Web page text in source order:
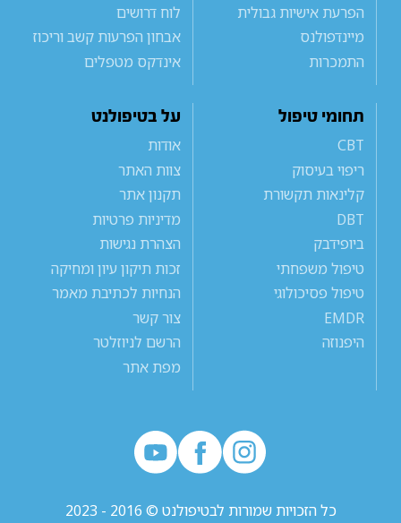
הפרעת אישיות גבולית
מיינדפולנס
התמכרות
לוח דרושים
אבחון הפרעות קשב וריכוז
אינדקס מטפלים
תחומי טיפול
CBT
ריפוי בעיסוק
קלינאות תקשורת
DBT
ביופידבק
טיפול משפחתי
טיפול פסיכולוגי
EMDR
היפנוזה
על בטיפולנט
אודות
צוות האתר
תקנון אתר
מדיניות פרטיות
הצהרת נגישות
זכות תיקון עיון ומחיקה
הנחיות לכתיבת מאמר
צור קשר
הרשם לניוזלטר
מפת אתר
כל הזכויות שמורות לבטיפולנט © 2016 - 2023